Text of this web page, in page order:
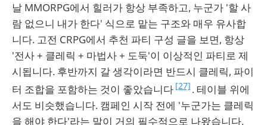
날 MMORPG에서 힐러가 항상 부족하고, 누군가 '할 사
람 없으니 내가 한다' 식으로 맡는 구조와 매우 유사합
니다. 고전 CRPG에서 추천 파티 구성 글을 보면, 항상
'전사 + 클레릭 + 마법사 + 도둑'이 이상적인 파티로 제
시됩니다. 후반까지 갈 생각이라면 반드시 클레릭, 파이
터 조합을 포함하는 것이 좋았습니다 [27] . 테이블 위에
서도 비슷했습니다. 캠페인 시작 전에 '누군가는 클레릭
을 해야 한다'라는 말이 거의 필수적으로 나왔습니다.